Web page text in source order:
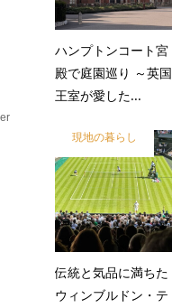
ハンプトンコート宮
殿で庭園巡り ～英国
王室が愛した...
現地の暮らし
伝統と気品に満ちた
ウィンブルドン・テ